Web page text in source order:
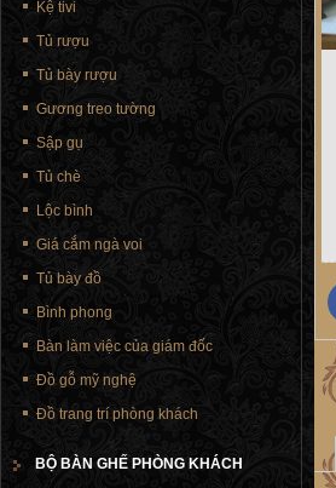
Kệ tivi
Tủ rượu
Tủ bày rượu
Gương treo tường
Sập gụ
Tủ chè
Lộc bình
Giá cắm ngà voi
Tủ bày đồ
Bình phong
Bàn làm việc của giám đốc
Đồ gỗ mỹ nghệ
Đồ trang trí phòng khách
BỘ BÀN GHẾ PHÒNG KHÁCH